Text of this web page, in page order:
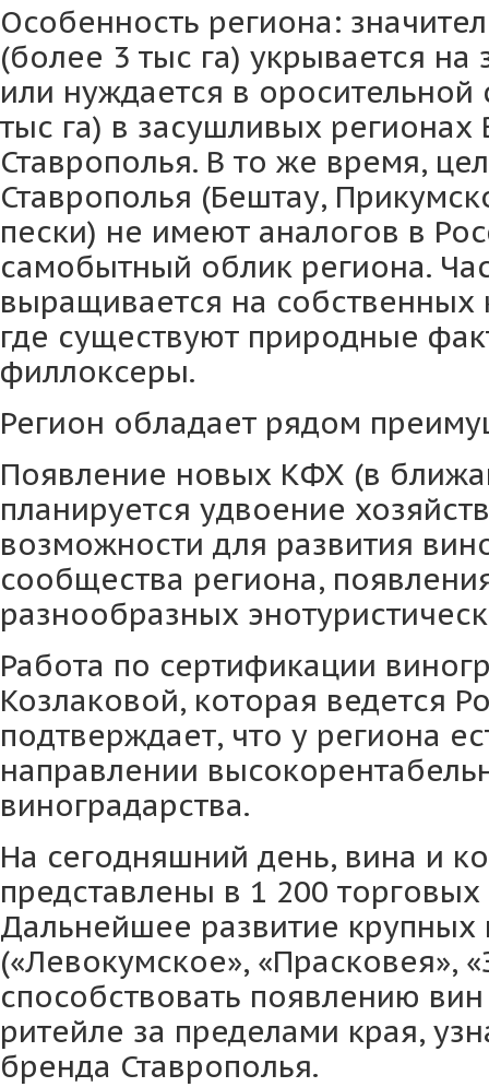
Особенность региона:
(более 3 тыс га) укрывается
или нуждается в оросительной
тыс га) в засушливых регионах
Ставрополья. В то же время,
Ставрополья (Бештау,
пески) не имеют аналогов в
самобытный облик региона.
выращивается на собственных
где существуют природные
филлоксеры.
Регион обладает рядом
Появление новых КФХ (в
планируется удвоение
возможности для развития
сообщества региона,
разнообразных
Работа по сертификации
Козлаковой, которая ведется
подтверждает, что у региона
направлении
виноградарства.
На сегодняшний день, вина и
представлены в 1 200
Дальнейшее развитие крупных
(«Левокумское», «Прасковея»,
способствовать появлению
ритейле за пределами края,
бренда Ставрополья.